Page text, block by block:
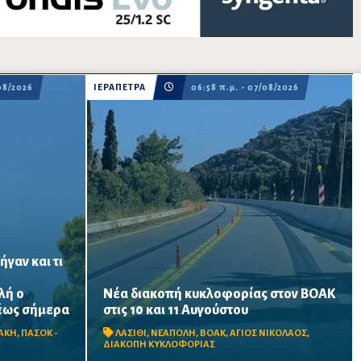
2026
και τι
ο
σήμερα
, ΠΑΣΟΚ -
των
στοιχεία
AntiNero,
ΙΕΡΑΠΕΤΡΑ 06:58 π.μ. - 07/08/2026
Νέα διακοπή κυκλοφορίας στον ΒΟΑΚ
στις 10 και 11 Αυγούστου
ΛΑΣΙΘΙ, ΝΕΑΠΟΛΗ, ΒΟΑΚ,ΑΓΙΟΣ ΝΙΚΟΛΑΟΣ,
ΔΙΑΚΟΠΗ ΚΥΚΛΟΦΟΡΙΑΣ
Κλειστό από τις 09:00 έως τις 17:00 το τμήμα
Αγίου Νικολάου–Νεάπολης, στο ύψος της
γέφυρας Ξηροποτάμου, λόγω
απομάκρυνσης επισφαλών βραχωδών